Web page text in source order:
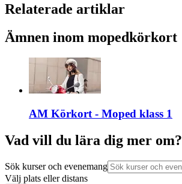
Relaterade artiklar
Ämnen inom mopedkörkort
AM Körkort - Moped klass 1
Vad vill du lära dig mer om?
Sök kurser och evenemang
Välj plats eller distans